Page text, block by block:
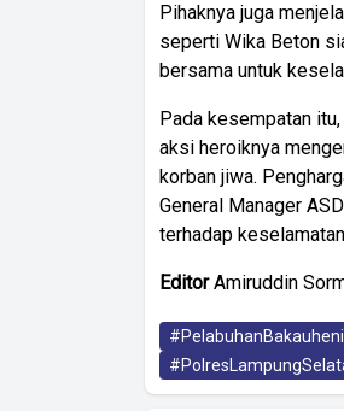
Pihaknya juga
seperti Wika Beton
bersama untuk
Pada kesempatan
aksi heroiknya
korban jiwa.
General Manager
terhadap
EditorAmiruddin
#PelabuhanBakauheni